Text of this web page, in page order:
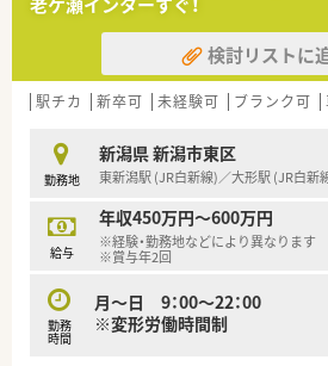
勤務年数や年齢に関係がない職務給
あるポジションを目指したい方
・高年収希望の方はおすすめの会社で
■漢方の取り扱いを促進しており、普
ない種類の漢方も勉強できます。
■薬剤師としての専門制はもちろん
システムが整っています。
【例】管理薬剤師・店長・教育担当・エ
■連続休暇 長期休日20日間制度があ
連続休暇を1～3回に分けて取得し、
期休日20日間含む）あるので、ライ
います。
検討リストに
駅チカ 新卒可 未経験可 ブランク可
勤務地
新潟県 新潟市東区
東新潟駅 (JR白新線)／大形駅 (JR白新
給与
年収450万円～600万円
※経験・勤務地などにより異なります
※賞与年2回
勤務
時間
月～日 9：00〜22：00
※変形労働時間制